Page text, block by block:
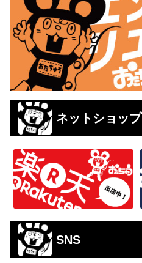
ネットショップ
SNS